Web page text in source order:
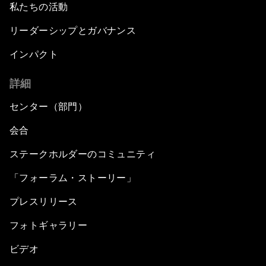
私たちの活動
リーダーシップとガバナンス
インパクト
詳細
センター（部門）
会合
ステークホルダーのコミュニティ
「フォーラム・ストーリー」
プレスリリース
フォトギャラリー
ビデオ